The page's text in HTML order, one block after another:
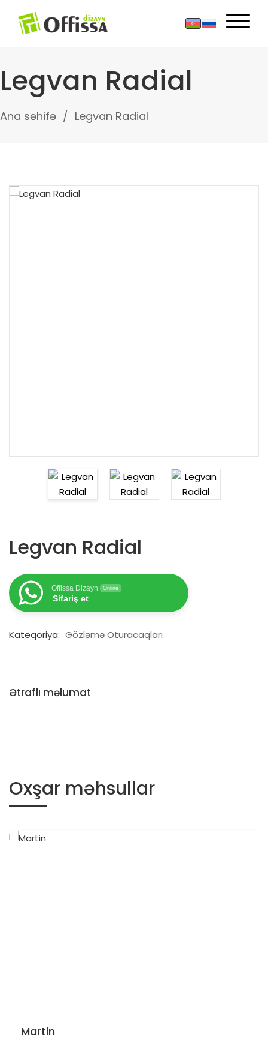
Legvan Radial
Ana səhifə Legvan Radial
Legvan Radial
Offissa Dizayn Online
Sifariş et
Kateqoriya: Gözləmə Oturacaqları
Ətraflı məlumat
Oxşar məhsullar
Martin